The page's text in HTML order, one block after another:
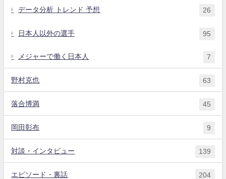
データ分析 トレンド 予想 26
日本人以外の選手 95
メジャーで働く日本人 7
野村克也 63
落合博満 45
岡田彰布 9
対談・インタビュー 139
エピソード・裏話 204